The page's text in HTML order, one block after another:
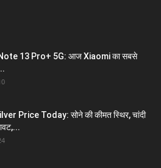
13 Pro+ 5G: आज Xiaomi का सबसे
Price Today: सोने की कीमत स्थिर, चांदी